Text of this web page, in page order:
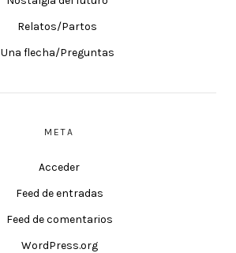
Relatos/Partos
Una flecha/Preguntas
META
Acceder
Feed de entradas
Feed de comentarios
WordPress.org